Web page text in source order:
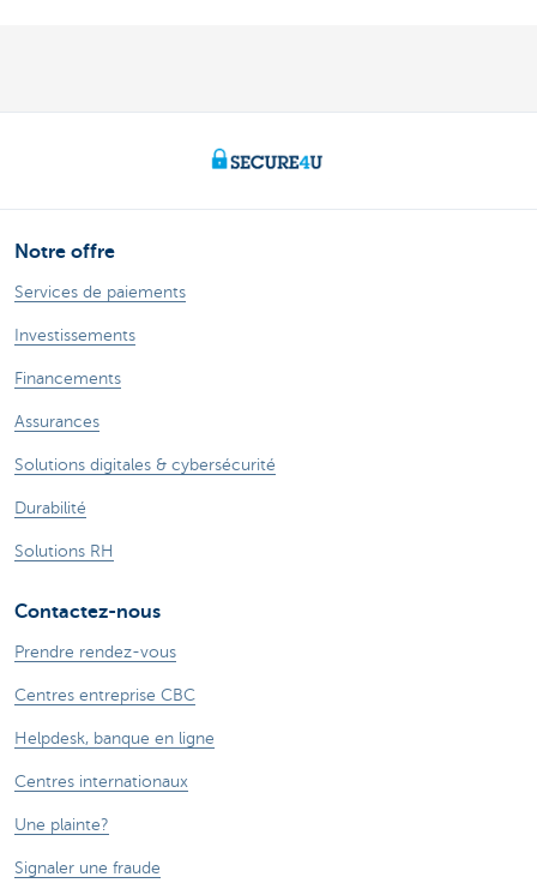
Notre offre
Services de paiements
Investissements
Financements
Assurances
Solutions digitales & cybersécurité
Durabilité
Solutions RH
Contactez-nous
Prendre rendez-vous
Centres entreprise CBC
Helpdesk, banque en ligne
Centres internationaux
Une plainte?
Signaler une fraude